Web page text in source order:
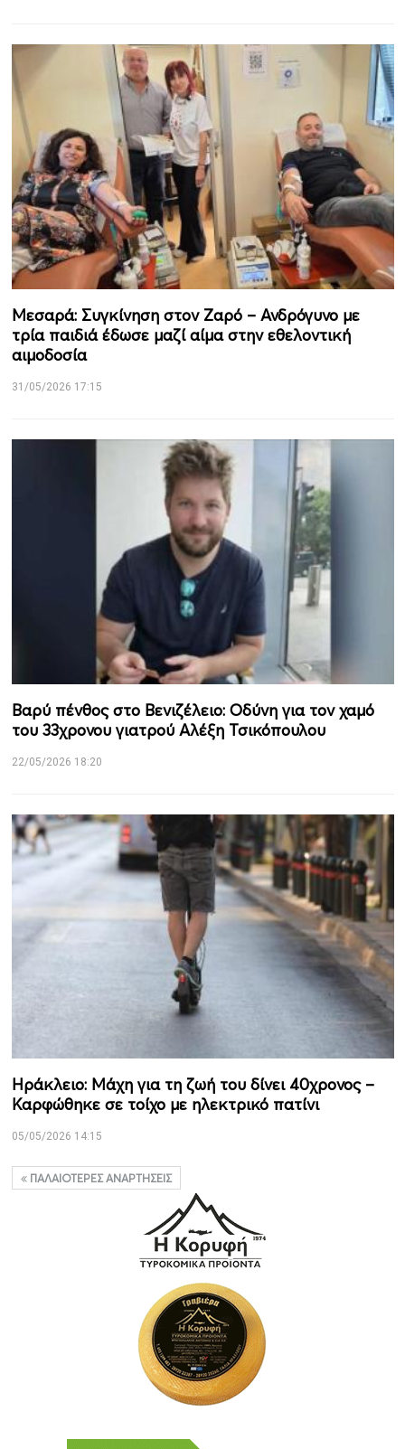
Μεσαρά: Συγκίνηση στον Ζαρό – Ανδρόγυνο με
τρία παιδιά έδωσε μαζί αίμα στην εθελοντική
αιμοδοσία
31/05/2026 17:15
Βαρύ πένθος στο Βενιζέλειο: Οδύνη για τον χαμό
του 33χρονου γιατρού Αλέξη Τσικόπουλου
22/05/2026 18:20
Ηράκλειο: Μάχη για τη ζωή του δίνει 40χρονος –
Καρφώθηκε σε τοίχο με ηλεκτρικό πατίνι
05/05/2026 14:15
ΠΑΛΑΙΌΤΕΡΕΣ ΑΝΑΡΤΉΣΕΙΣ